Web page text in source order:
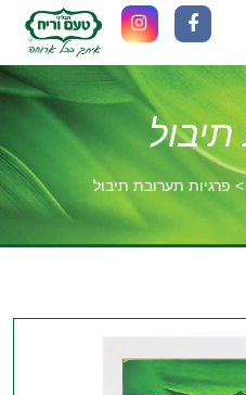
> פרגיות תערובת תיבול